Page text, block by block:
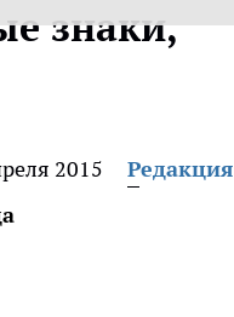
знаки,
2015
Редакция